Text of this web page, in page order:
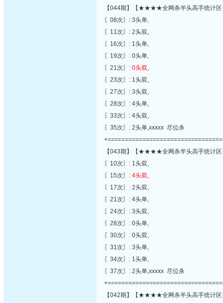
【044期】【★★★★全网杀半头高手统计
〖08次〗: 3头单,
〖11次〗: 2头双,
〖16次〗: 1头单,
〖19次〗: 0头单,
〖21次〗: 0头双,
〖23次〗: 1头双,
〖27次〗: 3头双,
〖28次〗: 4头单,
〖33次〗: 4头双,
〖35次〗: 2头单,xxxxx 尽位杀
【043期】【★★★★全网杀半头高手统计
〖10次〗: 1头双,
〖15次〗: 4头双,
〖17次〗: 2头双,
〖21次〗: 4头单,
〖24次〗: 3头双,
〖28次〗: 0头单,
〖30次〗: 0头双,
〖31次〗: 3头单,
〖34次〗: 1头单,
〖37次〗: 2头单,xxxxx 尽位杀
【042期】【★★★★全网杀半头高手统计